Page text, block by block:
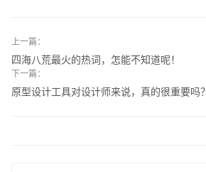
上一篇：
四海八荒最火的热词，怎能不知道呢！
下一篇：
原型设计工具对设计师来说，真的很重要吗？